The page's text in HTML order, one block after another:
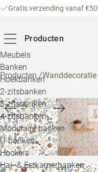
Gratis verzending vanaf €50
Producten
Meubels
Banken
Hoekbanken
2-zitsbanken
3-zitsbanken
4-zitsbanken
Modulaire banken
U-banken
Hockers
Hal- & Eetkamerbanken
Producten/Wanddecoratie